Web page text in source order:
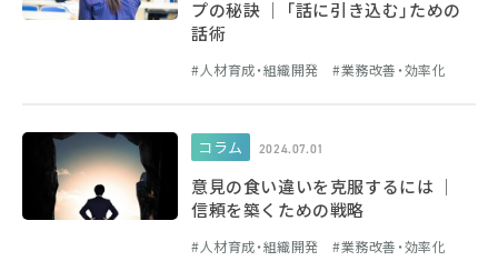
プの秘訣 │ 「話に引き込む」ための
話術
人材育成・組織開発 業務改善・効率化
コラム 2024.07.01
意見の食い違いを克服するには │
信頼を築くための戦略
人材育成・組織開発 業務改善・効率化